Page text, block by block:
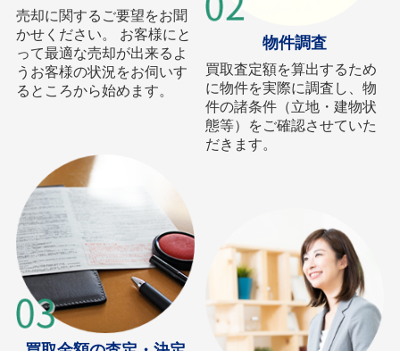
売却に関するご要望をお聞
かせください。 お客様にと
って最適な売却が出来るよ
うお客様の状況をお伺いす
るところから始めます。
物件調査
買取査定額を算出するため
に物件を実際に調査し、物
件の諸条件（立地・建物状
態等）をご確認させていた
だきます。